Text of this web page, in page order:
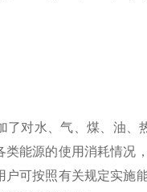
对水、气、煤、油、
能源的使用消耗情况
可按照有关规定实施